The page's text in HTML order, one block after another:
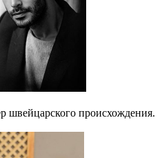
швейцарского происхождения.